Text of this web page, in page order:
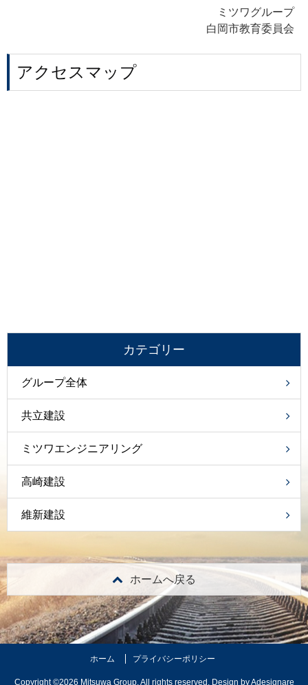
ミツワグループ
白岡市教育委員会
アクセスマップ
カテゴリー
グループ全体
共立建設
ミツワエンジニアリング
高崎建設
維新建設
ホームへ戻る
ホーム プライバシーポリシー
Copyright ©2026 Mitsuwa Group. All rights reserved. Design byAdesignare